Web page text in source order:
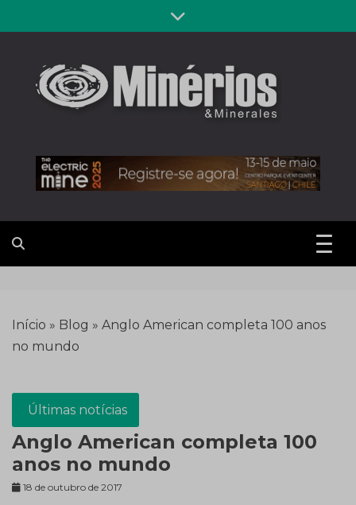
to
Revista
Minérios &
Minerales
Início » Blog » Anglo American completa 100 anos
no mundo
Últimas notícias
Anglo American completa 100
anos no mundo
18 de outubro de 2017